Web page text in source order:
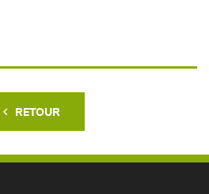
RETOUR